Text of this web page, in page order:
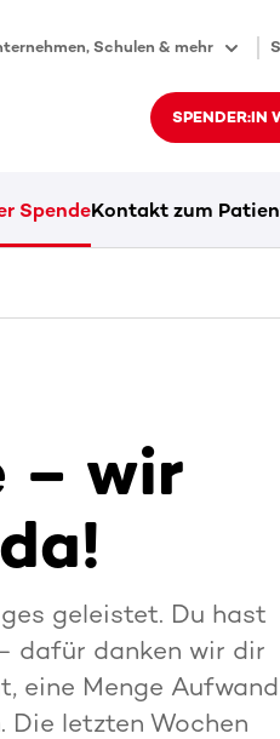
Schulen & mehr
SPENDER:IN
SpendeKontakt zum
– wir
geleistet. Du hast
dafür danken wir dir
eine Menge Aufwand
Die letzten Wochen